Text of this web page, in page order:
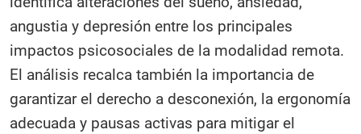
angustia y depresión entre los principales
impactos psicosociales de la modalidad remota.
El análisis recalca también la importancia de
garantizar el derecho a desconexión, la ergonomía
adecuada y pausas activas para mitigar el